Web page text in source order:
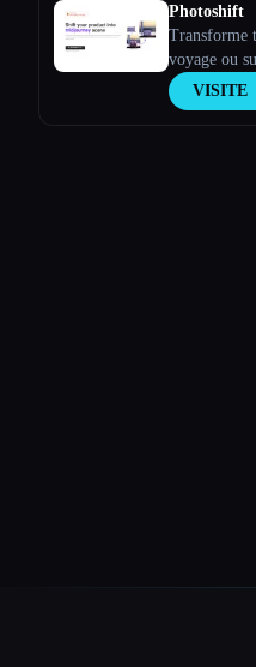
Photoshift
Transforme
voyage ou
VISITE